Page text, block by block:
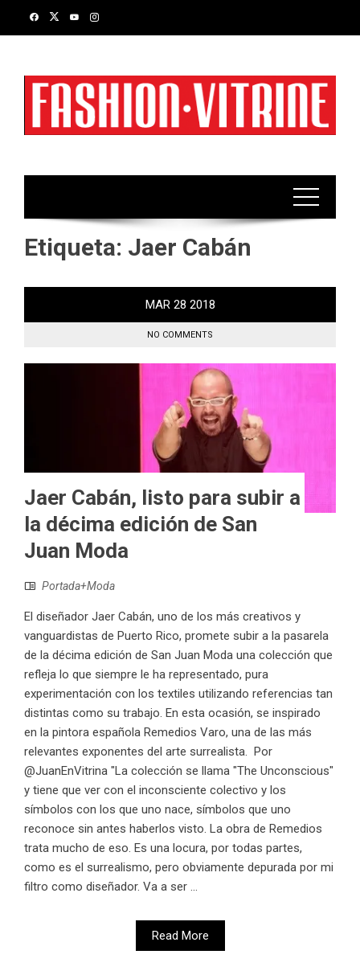
Etiqueta: Jaer Cabán
MAR 28 2018
NO COMMENTS
Jaer Cabán, listo para subir a
la décima edición de San
Juan Moda
Portada+Moda
El diseñador Jaer Cabán, uno de los más creativos y
vanguardistas de Puerto Rico, promete subir a la pasarela
de la décima edición de San Juan Moda una colección que
refleja lo que siempre le ha representado, pura
experimentación con los textiles utilizando referencias tan
distintas como su trabajo. En esta ocasión, se inspirado
en la pintora española Remedios Varo, una de las más
relevantes exponentes del arte surrealista. Por
@JuanEnVitrina "La colección se llama "The Unconscious"
y tiene que ver con el inconsciente colectivo y los
símbolos con los que uno nace, símbolos que uno
reconoce sin antes haberlos visto. La obra de Remedios
trata mucho de eso. Es una locura, por todas partes,
como es el surrealismo, pero obviamente depurada por mi
filtro como diseñador. Va a ser ...
Read More